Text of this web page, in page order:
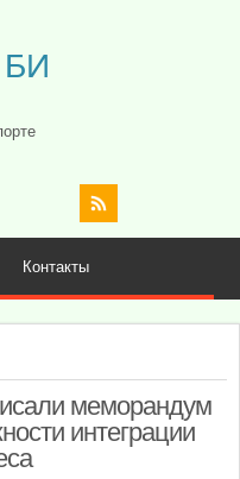
Контакты
меморандум
интеграции